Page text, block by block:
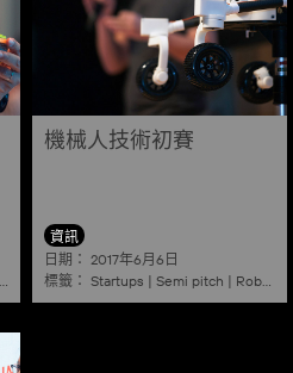
|Iot| Edutech
機械人技術初賽
資訊
日期： 2017年6月6日
標籤： Startups | Semi pitch | Robotics